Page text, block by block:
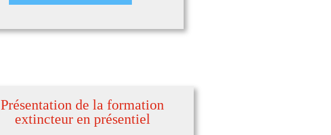
Présentation de la formation
extincteur en présentiel